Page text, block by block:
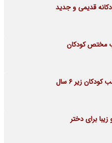
قدیمی و جدید
مختص کودکان
زیر 6 سال
برای دختر